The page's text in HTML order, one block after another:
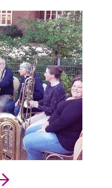
Westend,